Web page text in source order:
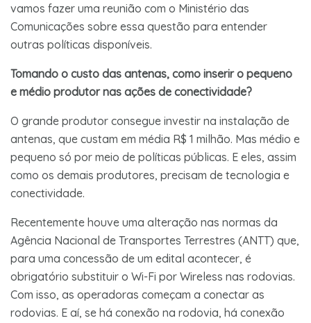
vamos fazer uma reunião com o Ministério das
Comunicações sobre essa questão para entender
outras políticas disponíveis.
Tomando o custo das antenas, como inserir o pequeno
e médio produtor nas ações de conectividade?
O grande produtor consegue investir na instalação de
antenas, que custam em média R$ 1 milhão. Mas médio e
pequeno só por meio de políticas públicas. E eles, assim
como os demais produtores, precisam de tecnologia e
conectividade.
Recentemente houve uma alteração nas normas da
Agência Nacional de Transportes Terrestres (ANTT) que,
para uma concessão de um edital acontecer, é
obrigatório substituir o Wi-Fi por Wireless nas rodovias.
Com isso, as operadoras começam a conectar as
rodovias. E aí, se há conexão na rodovia, há conexão